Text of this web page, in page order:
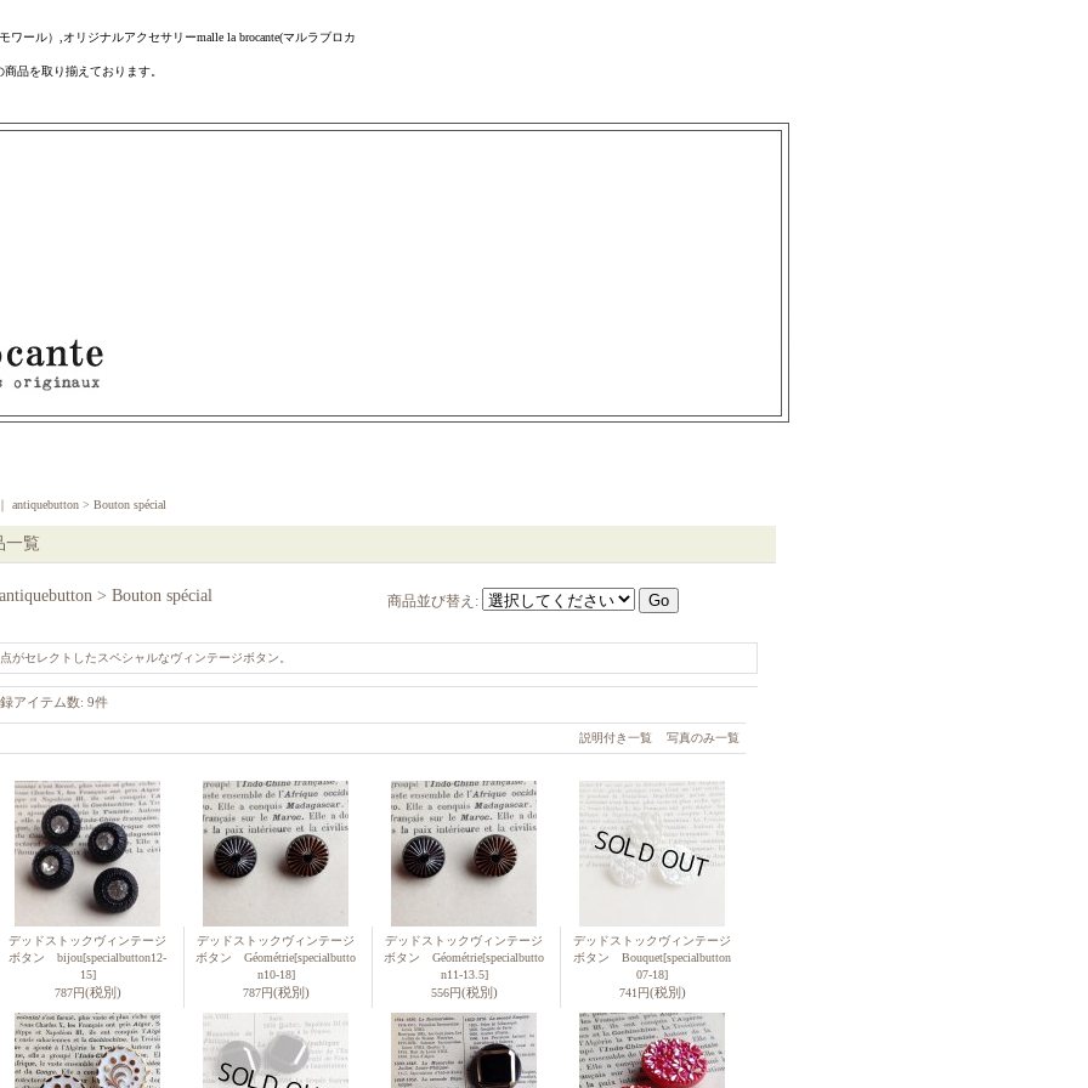
ワール）,オリジナルアクセサリーmalle la brocante(マルラブロカ
品を取り揃えております。
antiquebutton > Bouton spécial
一覧
antiquebutton > Bouton spécial 商品並び替え :
がセレクトしたスペシャルなヴィンテージボタン。
アイテム数: 9件
説明付き一覧 写真のみ一覧
デッドストックヴィンテージ
ボタン bijou[specialbutton12-
15]
787円(税別)
デッドストックヴィンテージ
ボタン Géométrie[specialbutto
n10-18]
787円(税別)
デッドストックヴィンテージ
ボタン Géométrie[specialbutto
n11-13.5]
556円(税別)
デッドストックヴィンテージ
ボタン Bouquet[specialbutton
07-18]
741円(税別)